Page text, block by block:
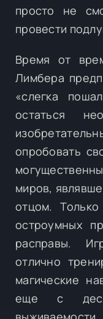
просто не
провести
Время от
Лимбера
«слегка
остаться
опробовать
миров,
отцом.
остроумных
расправы.
отлично
магические
еще с